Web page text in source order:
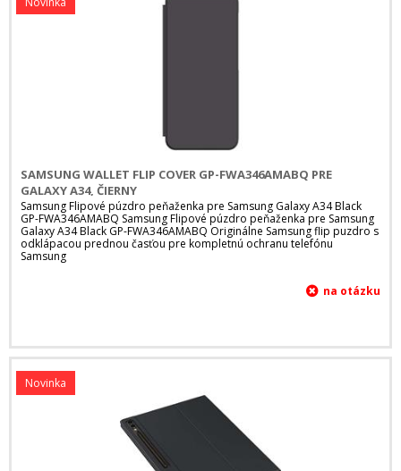
SAMSUNG WALLET FLIP COVER GP-FWA346AMABQ PRE
GALAXY A34, ČIERNY
Samsung Flipové púzdro peňaženka pre Samsung Galaxy A34 Black
GP-FWA346AMABQ Samsung Flipové púzdro peňaženka pre Samsung
Galaxy A34 Black GP-FWA346AMABQ Originálne Samsung flip puzdro s
odklápacou prednou časťou pre kompletnú ochranu telefónu
Samsung
Novinka